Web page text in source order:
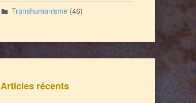
Transhumanisme(46)
Articles récents